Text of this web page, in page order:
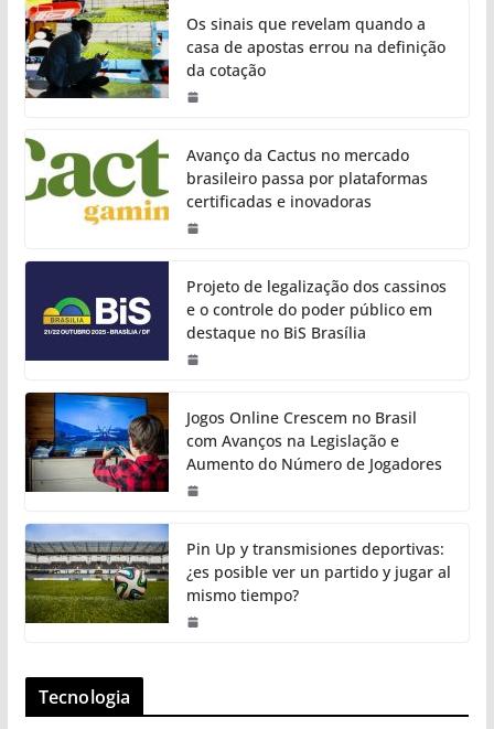
Os sinais que revelam quando a
casa de apostas errou na definição
da cotação
Avanço da Cactus no mercado
brasileiro passa por plataformas
certificadas e inovadoras
Projeto de legalização dos cassinos
e o controle do poder público em
destaque no BiS Brasília
Jogos Online Crescem no Brasil
com Avanços na Legislação e
Aumento do Número de Jogadores
Pin Up y transmisiones deportivas:
¿es posible ver un partido y jugar al
mismo tiempo?
Tecnologia